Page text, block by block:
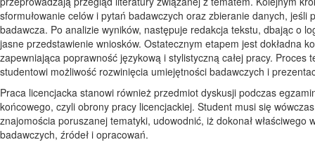
sformułowanie celów i pytań badawczych oraz zbieranie danych, jeśli
badawcza. Po analizie wyników, następuje redakcja tekstu, dbając o
jasne przedstawienie wniosków. Ostatecznym etapem jest dokładna
zapewniająca poprawność językową i stylistyczną całej pracy. Proces
studentowi możliwość rozwinięcia umiejętności badawczych i
Praca licencjacka stanowi również przedmiot dyskusji podczas
końcowego, czyli obrony pracy licencjackiej. Student musi się
znajomościa poruszanej tematyki, udowodnić, iż dokonał właściwego
badawczych, źródeł i opracowań.